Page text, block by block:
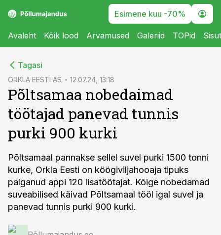
Esimene kuu -70%
Avaleht Kõik lood Arvamused Galeriid TOPid
Tagasi
ORKLA EESTI AS 12.07.24, 13:18
Põltsamaa nobedaimad
töötajad panevad tunnis
purki 900 kurki
Põltsamaal pannakse sellel suvel purki 1500 tonni
kurke, Orkla Eesti on köögiviljahooaja tipuks
palganud appi 120 lisatöötajat. Kõige nobedamad
suveabilised käivad Põltsamaal tööl igal suvel ja
panevad tunnis purki 900 kurki.